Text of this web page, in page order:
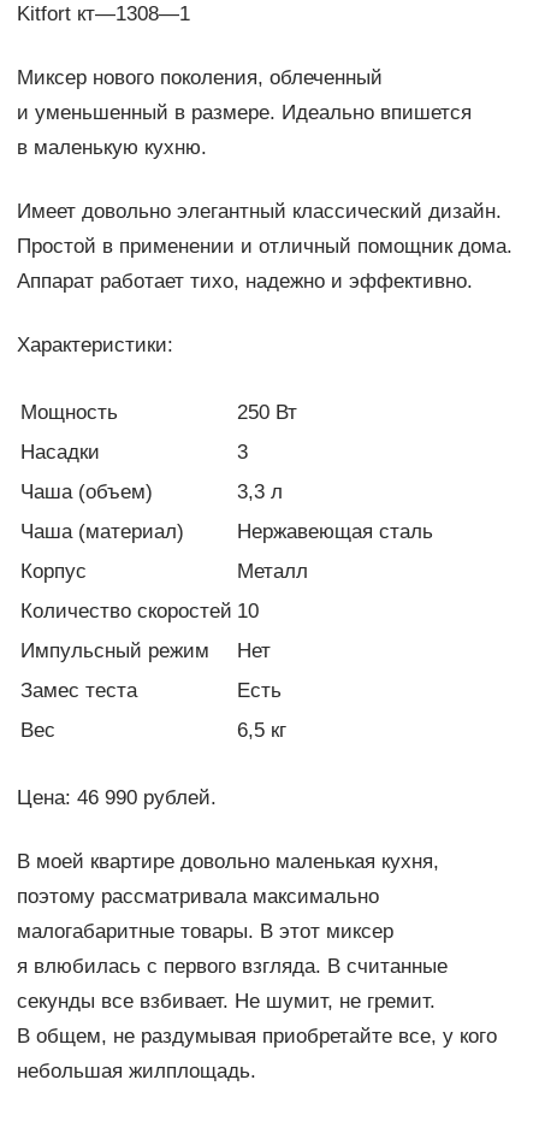
Kitfort кт—1308—1
Миксер нового поколения, облеченный
и уменьшенный в размере. Идеально впишется
в маленькую кухню.
Имеет довольно элегантный классический дизайн.
Простой в применении и отличный помощник дома.
Аппарат работает тихо, надежно и эффективно.
Характеристики:
Мощность
250 Вт
Насадки
3
Чаша (объем)
3,3 л
Чаша (материал)
Нержавеющая сталь
Корпус
Металл
Количество скоростей 10
Импульсный режим
Нет
Замес теста
Есть
Вес
6,5 кг
Цена: 46 990 рублей.
В моей квартире довольно маленькая кухня,
поэтому рассматривала максимально
малогабаритные товары. В этот миксер
я влюбилась с первого взгляда. В считанные
секунды все взбивает. Не шумит, не гремит.
В общем, не раздумывая приобретайте все, у кого
небольшая жилплощадь.